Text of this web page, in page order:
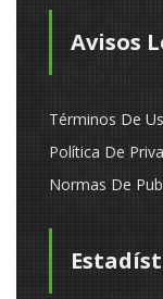
Avisos
Términos De
Política De
Normas De